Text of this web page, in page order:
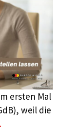
ersten Mal
weil die